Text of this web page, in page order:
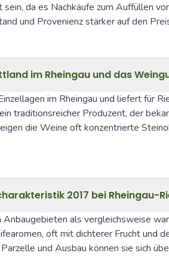
da es Nachkäufe zum Auffüllen
und Provenienz stärker auf den
im Rheingau und das
im Rheingau und liefert für
traditionsreicher Produzent, der
die Weine oft konzentrierte
2017 bei Rheingau-
als vergleichsweise
oft mit dichterer Frucht und
und Ausbau können sie sich